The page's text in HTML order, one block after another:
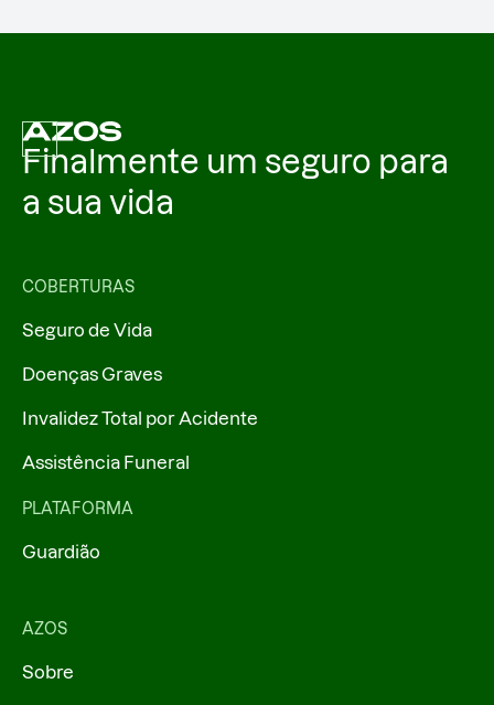
Finalmente um seguro para
a sua vida
COBERTURAS
Seguro de Vida
Doenças Graves
Invalidez Total por Acidente
Assistência Funeral
PLATAFORMA
Guardião
AZOS
Sobre